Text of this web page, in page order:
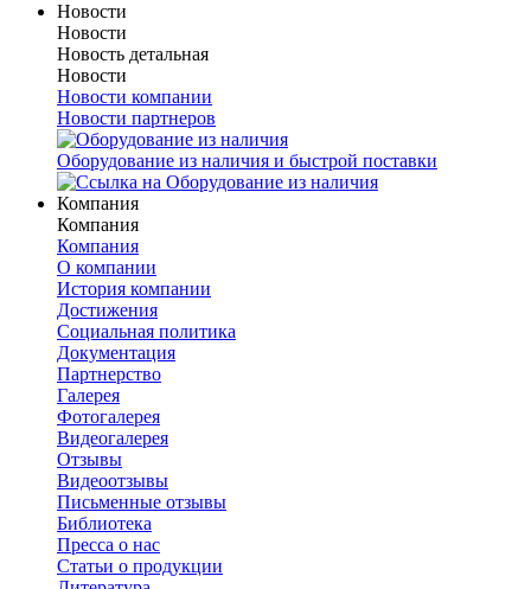
Новости
Новости
Новость детальная
Новости
Новости компании
Новости партнеров
Оборудование из наличия и быстрой поставки
Компания
Компания
Компания
О компании
История компании
Достижения
Социальная политика
Документация
Партнерство
Галерея
Фотогалерея
Видеогалерея
Отзывы
Видеоотзывы
Письменные отзывы
Библиотека
Пресса о нас
Статьи о продукции